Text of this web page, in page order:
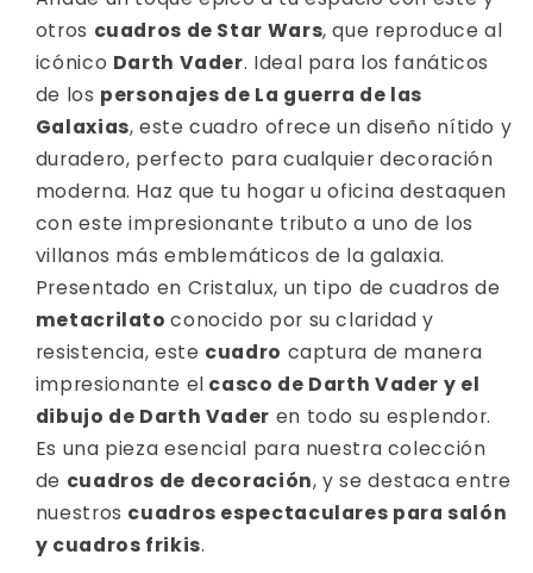
Darth
Vader
Darth
Vader
otros cuadros de Star Wars, que reproduce al
icónico Darth Vader. Ideal para los fanáticos
de los personajes de La guerra de las
Galaxias, este cuadro ofrece un diseño nítido y
duradero, perfecto para cualquier decoración
moderna. Haz que tu hogar u oficina destaquen
con este impresionante tributo a uno de los
villanos más emblemáticos de la galaxia.
Presentado en Cristalux, un tipo de cuadros de
metacrilatoconocido por su claridad y
resistencia, este cuadro captura de manera
impresionante el casco de Darth Vader y el
dibujo de Darth Vader en todo su esplendor.
Es una pieza esencial para nuestra colección
de cuadros de decoración, y se destaca entre
nuestros cuadros espectaculares para salón
y cuadros frikis.